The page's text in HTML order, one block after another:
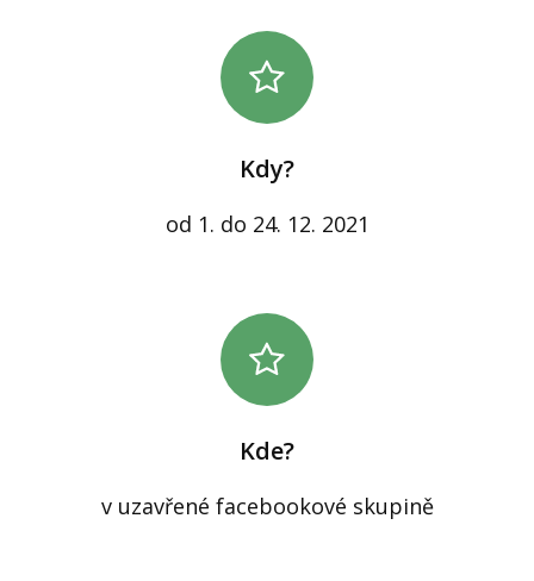
Kdy?
od 1. do 24. 12. 2021
Kde?
v uzavřené facebookové skupině